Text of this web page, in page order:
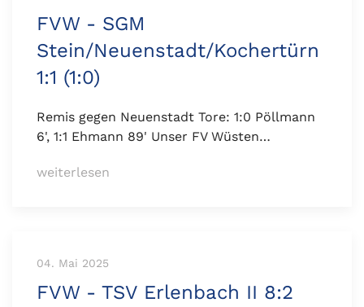
FVW - SGM
Stein/Neuenstadt/Kochertürn
1:1 (1:0)
Remis gegen Neuenstadt Tore: 1:0 Pöllmann
6', 1:1 Ehmann 89' Unser FV Wüsten…
weiterlesen
04. Mai 2025
FVW - TSV Erlenbach II 8:2